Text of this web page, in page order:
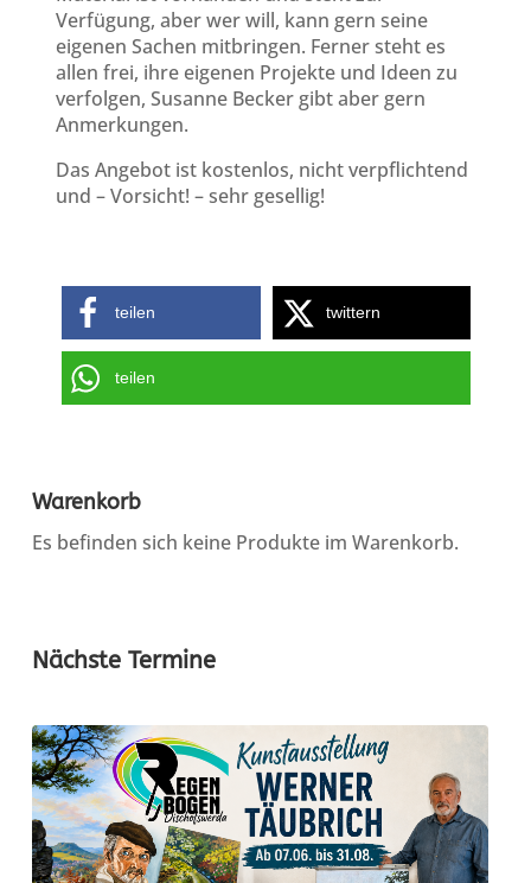
Verfügung, aber wer will, kann gern seine
eigenen Sachen mitbringen. Ferner steht es
allen frei, ihre eigenen Projekte und Ideen zu
verfolgen, Susanne Becker gibt aber gern
Anmerkungen.
Das Angebot ist kostenlos, nicht verpflichtend
und – Vorsicht! – sehr gesellig!
teilen twittern
teilen
Warenkorb
Es befinden sich keine Produkte im Warenkorb.
Nächste Termine